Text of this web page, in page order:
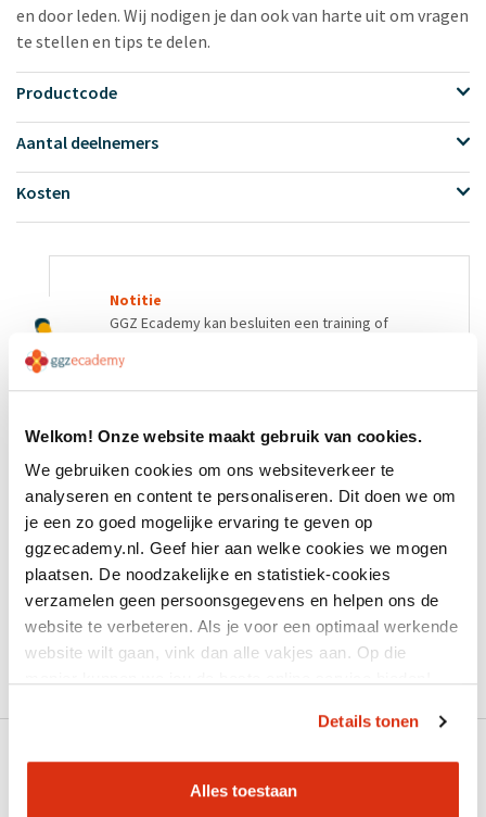
Welkom! Onze website maakt gebruik van cookies.
We gebruiken cookies om ons websiteverkeer te
analyseren en content te personaliseren. Dit doen we om
je een zo goed mogelijke ervaring te geven op
ggzecademy.nl. Geef hier aan welke cookies we mogen
plaatsen. De noodzakelijke en statistiek-cookies
verzamelen geen persoonsgegevens en helpen ons de
website te verbeteren. Als je voor een optimaal werkende
website wilt gaan, vink dan alle vakjes aan. Op die
Details tonen
Alles toestaan
en door leden. Wij nodigen je dan ook van harte uit om vragen
te stellen en tips te delen.
Productcode
Aantal deelnemers
Kosten
Notitie
GGZ Ecademy kan besluiten een training of
aanmeldingen zijn, dit zal altijd in overleg
gebeuren.
Aanmelden
Excuses, het event is reeds verlopen.